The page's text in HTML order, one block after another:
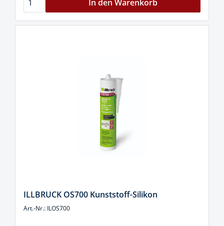
In den Warenkorb
ILLBRUCK OS700 Kunststoff-Silikon
Art.-Nr.: ILOS700